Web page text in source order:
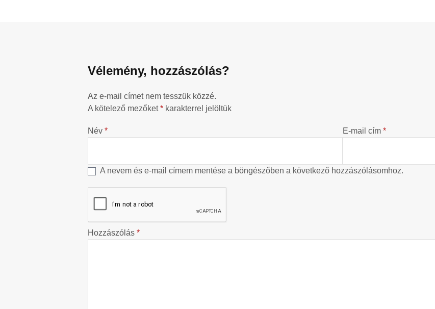
Vélemény, hozzászólás?
Az e-mail címet nem tesszük közzé.
A kötelező mezőket* karakterrel jelöltük
Név * E-mail cím *
A nevem és e-mail címem mentése a böngészőben a következő hozzászólásomhoz.
Hozzászólás *